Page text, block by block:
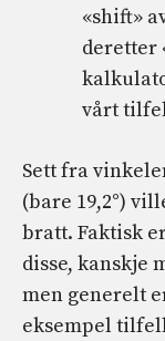
«shift»
deretter
vårt
Sett fra
(bare 19,2°)
bratt. Faktisk
disse, kanskje
men generelt
eksempel